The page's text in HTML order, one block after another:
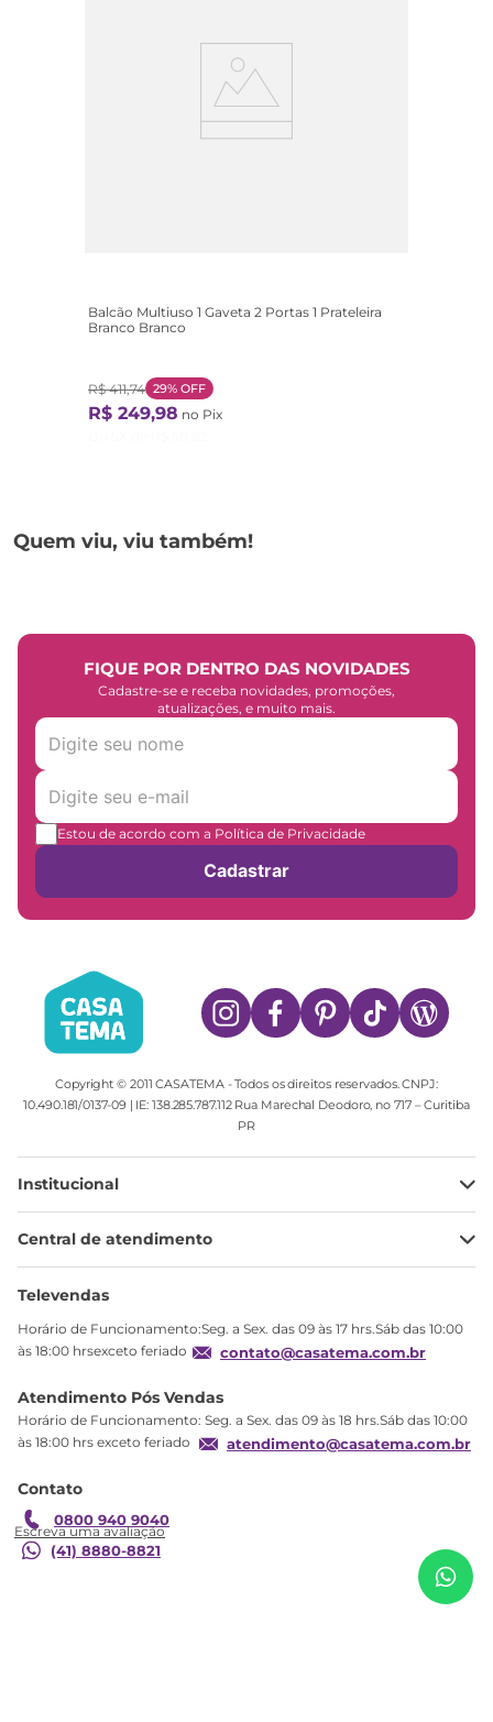
Balcão 1 Porta 1 Gaveta ASM153 Branco
Balcão Multiuso 1 Gaveta 2 Portas 1 Prateleira
Branco Branco
R$ 411,74 29% OFF
R$ 249,98 no Pix
Quem viu, viu também!
FIQUE POR DENTRO DAS NOVIDADES
Cadastre-se e receba novidades, promoções,
atualizações, e muito mais.
Estou de acordo com a Política de Privacidade
Cadastrar
Copyright © 2011 CASATEMA - Todos os direitos reservados. CNPJ:
10.490.181/0137-09 | IE: 138.285.787.112 Rua Marechal Deodoro, no 717 – Curitiba
PR
Institucional
Minha Conta
Meus pedidos
Troca
Garantia
Central de atendimento
Ajuda
Televendas
Horário de Funcionamento:Seg. a Sex. das 09 às 17 hrs.Sáb das 10:00
às 18:00 hrsexceto feriado
contato@casatema.com.br
Atendimento Pós Vendas
Horário de Funcionamento: Seg. a Sex. das 09 às 18 hrs.Sáb das 10:00
às 18:00 hrs exceto feriado
atendimento@casatema.com.br
Contato
0800 940 9040
(41) 8880-8821